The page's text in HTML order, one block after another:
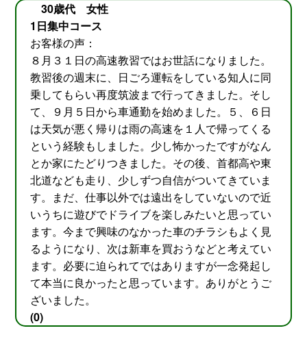
30歳代 女性
1日集中コース
お客様の声：
８月３１日の高速教習ではお世話になりました。
教習後の週末に、日ごろ運転をしている知人に同
乗してもらい再度筑波まで行ってきました。そし
て、９月５日から車通勤を始めました。５、６日
は天気が悪く帰りは雨の高速を１人で帰ってくる
という経験もしました。少し怖かったですがなん
とか家にたどりつきました。その後、首都高や東
北道なども走り、少しずつ自信がついてきていま
す。まだ、仕事以外では遠出をしていないので近
いうちに遊びでドライブを楽しみたいと思ってい
ます。今まで興味のなかった車のチラシもよく見
るようになり、次は新車を買おうなどと考えてい
ます。必要に迫られてではありますが一念発起し
て本当に良かったと思っています。ありがとうご
ざいました。
(0)